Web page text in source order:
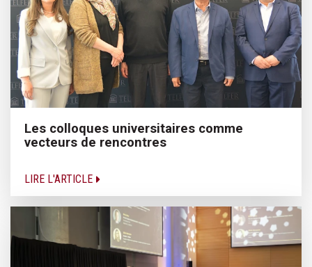
Les colloques universitaires comme
vecteurs de rencontres
LIRE L'ARTICLE